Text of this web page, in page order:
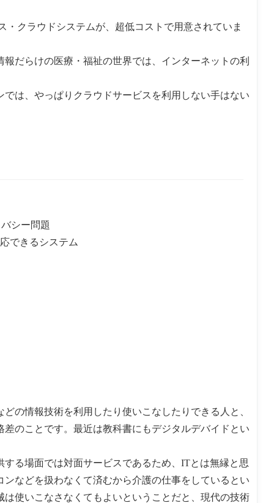
クラウドシステムが、超低コストで用意されていま
だらけの医療・福祉の世界では、インターネットの利
は、やっぱりクラウドサービスを利用しない手はない
シー問題
できるシステム
の情報技術を利用したり使いこなしたりできる人と、
のことです。最近は教科書にもデジタルデバイドとい
る場面では対面サービスであるため、ITとは無縁と思
などを扱わなくて済むから介護の仕事をしているとい
使いこなさなくてもよいということだと、現代の技術